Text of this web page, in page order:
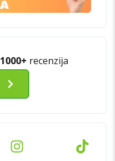
1000+ recenzija